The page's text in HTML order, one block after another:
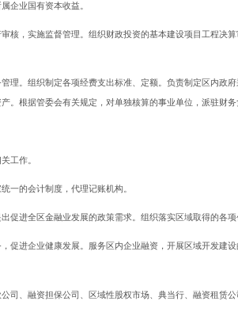
企业国有资本收益。
核，实施监督管理。组织财政投资的基本建设项目工程决
理。组织制定各项经费支出标准、定额。负责制定区内政
。根据管委会有关规定，对单独核算的事业单位，派驻财务
工作。
一的会计制度，代理记账机构。
促进全区金融业发展的政策需求。组织落实区域取得的各项
促进企业健康发展。服务区内企业融资，开展区域开发建
司、融资担保公司、区域性股权市场、典当行、融资租赁